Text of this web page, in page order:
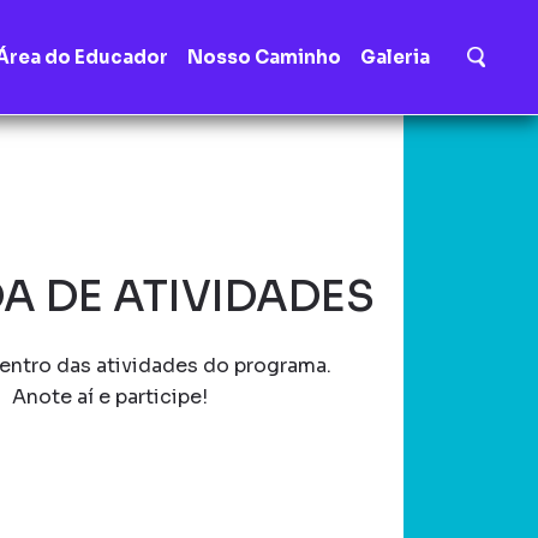
do Educador Nosso Caminho Galeria
DE ATIVIDADES
das atividades do programa.
Anote aí e participe!